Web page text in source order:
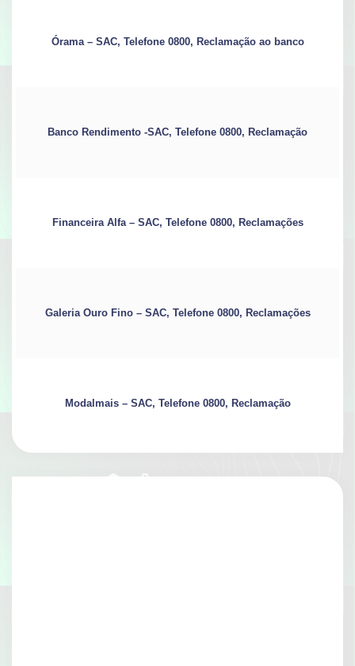
Órama – SAC, Telefone 0800, Reclamação ao banco
Banco Rendimento -SAC, Telefone 0800, Reclamação
Financeira Alfa – SAC, Telefone 0800, Reclamações
Galeria Ouro Fino – SAC, Telefone 0800, Reclamações
Modalmais – SAC, Telefone 0800, Reclamação